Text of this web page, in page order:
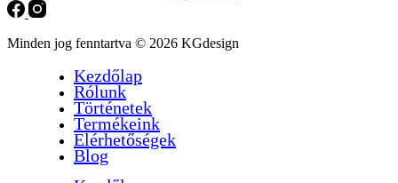
Minden jog fenntartva © 2026 KGdesign
Kezdőlap
Rólunk
Történetek
Termékeink
Elérhetőségek
Blog